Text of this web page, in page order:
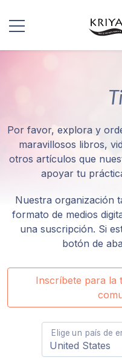
Contactos
Eventos
Nuestro
Programas
de Guruji
Discursos
Ventas
Por favor, explora y
maravillosos libros,
otros artículos que
apoyar tu
Nuestra organización
formato de medios
una suscripción. Si
botón de
Inscríbete para la
Elige un país de